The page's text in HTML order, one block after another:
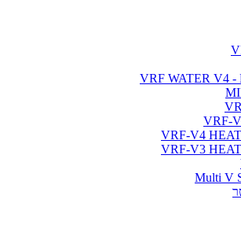
VRF WATER V4 -
VRF-
VRF-V4
VRF-V3